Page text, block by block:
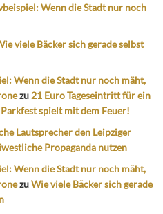
Wenn die Stadt nur noch
viele Bäcker sich gerade selbst
Wenn die Stadt nur noch mäht,
zu21 Euro Tageseintritt für ein
spielt mit dem Feuer!
Lautsprecher den Leipziger
Propaganda nutzen
Wenn die Stadt nur noch mäht,
zuWie viele Bäcker sich gerade